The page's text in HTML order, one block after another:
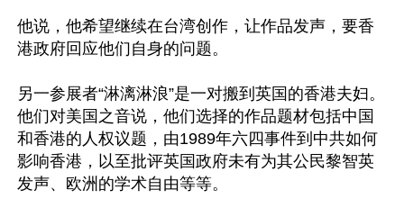
他说，他希望继续在台湾创作，让作品发声，要香
港政府回应他们自身的问题。
另一参展者“淋漓淋浪”是一对搬到英国的香港夫妇。
他们对美国之音说，他们选择的作品题材包括中国
和香港的人权议题，由1989年六四事件到中共如何
影响香港，以至批评英国政府未有为其公民黎智英
发声、欧洲的学术自由等等。